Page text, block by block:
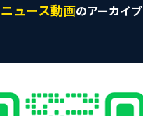
ニュース動画のアーカイブ